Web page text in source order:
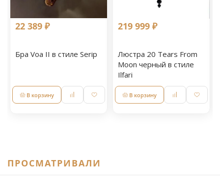
22 389 ₽
Бра Voa II в стиле Serip
В корзину
219 999 ₽
Люстра 20 Tears From
Moon черный в стиле
Ilfari
В корзину
ПРОСМАТРИВАЛИ